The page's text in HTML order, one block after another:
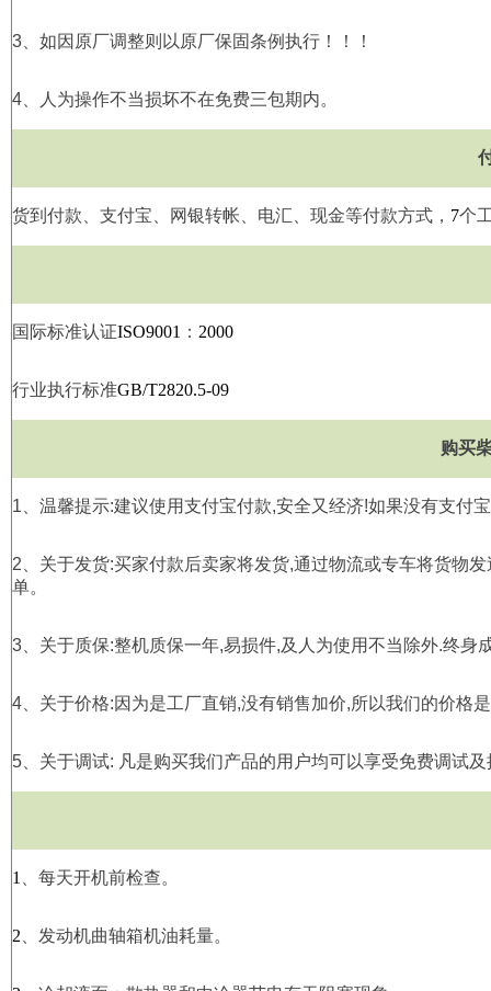
3 、如因原厂调整则以原厂保固条例执行！！！
4 、人为操作不当损坏不在免费三包期内。
货到付款、支付宝、网银转帐、电汇、现金等付款方式， 7个
国际标准认证ISO9001 ： 2000
行业执行标准GB/T2820.5-09
购买
1 、温馨提示:建议使用支付宝付款,安全又经济!如果没有支付宝
2 、关于发货:买家付款后卖家将发货,通过物流或专车将货物
单。
3 、关于质保:整机质保一年,易损件,及人为使用不当除外.终身
4 、关于价格:因为是工厂直销,没有销售加价,所以我们的价格
5 、关于调试: 凡是购买我们产品的用户均可以享受免费调试
1 、每天开机前检查。
2 、发动机曲轴箱机油耗量。